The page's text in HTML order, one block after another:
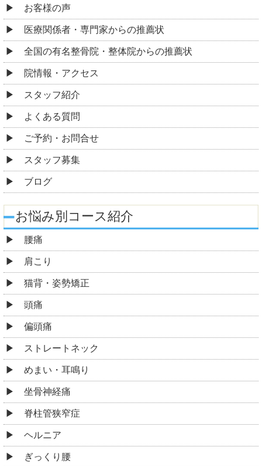
お客様の声
医療関係者・専門家からの推薦状
全国の有名整骨院・整体院からの推薦状
院情報・アクセス
スタッフ紹介
よくある質問
ご予約・お問合せ
スタッフ募集
ブログ
お悩み別コース紹介
腰痛
肩こり
猫背・姿勢矯正
頭痛
偏頭痛
ストレートネック
めまい・耳鳴り
坐骨神経痛
脊柱管狭窄症
ヘルニア
ぎっくり腰